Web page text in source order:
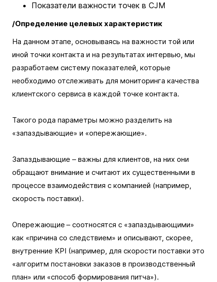
Показатели важности точек в CJM
/Определение целевых характеристик
На данном этапе, основываясь на важности той или
иной точки контакта и на результатах интервью, мы
разработаем систему показателей, которые
необходимо отслеживать для мониторинга качества
клиентского сервиса в каждой точке контакта.
Такого рода параметры можно разделить на
«запаздывающие» и «опережающие».
Запаздывающие – важны для клиентов, на них они
обращают внимание и считают их существенными в
процессе взаимодействия с компанией (например,
скорость поставки).
Опережающие – соотносятся с «запаздывающими»
как «причина со следствием» и описывают, скорее,
внутренние KPI (например, для скорости поставки это
«алгоритм постановки заказов в производственный
план» или «способ формирования питча»).